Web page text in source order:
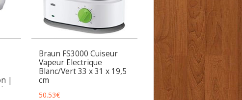
|
Braun FS3000 Cuiseur
Vapeur Electrique
Blanc/Vert 33 x 31 x 19,5
cm
50.53€